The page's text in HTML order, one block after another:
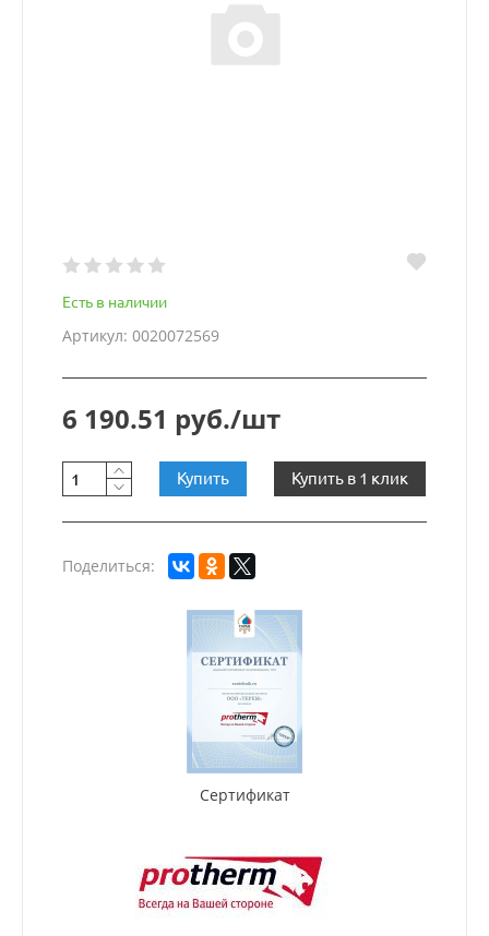
Есть в наличии
Артикул: 0020072569
6 190.51 руб./шт
Купить Купить в 1 клик
Поделиться:
Сертификат